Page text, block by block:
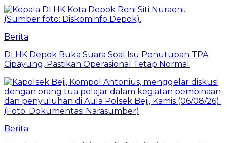
Berita
DLHK Depok Buka Suara Soal Isu Penutupan TPA
Cipayung, Pastikan Operasional Tetap Normal
Berita